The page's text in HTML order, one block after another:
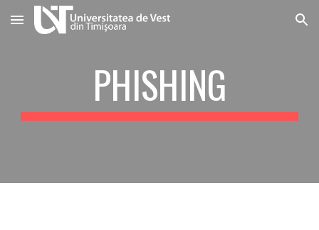
Skip to main content Skip to navigation
PHISHING